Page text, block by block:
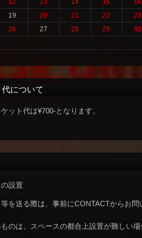
19 20 21 22
23
26 27 28 29
30
について
ット代は¥700-となります。
設置
を送る際は、事前にCONTACTからお問
のは、スペースの都合上設置が難しい場